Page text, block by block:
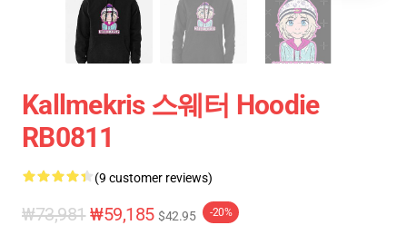
Kallmekris 스웨터 Hoodie
RB0811
(9 customer reviews)
₩73,981 ₩59,185 $42.95 -20%